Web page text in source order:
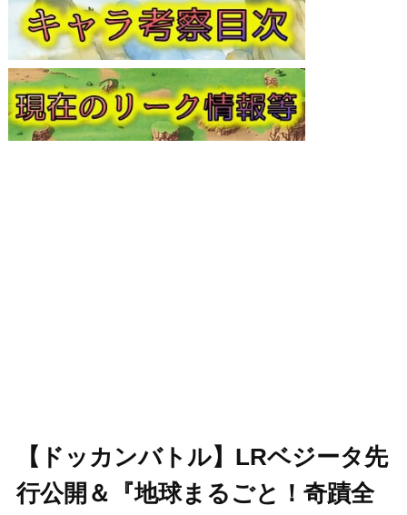
【ドッカンバトル】LRベジータ先
行公開＆『地球まるごと！奇蹟全